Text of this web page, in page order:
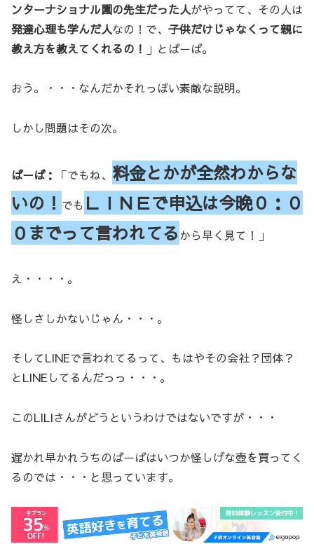
ンターナショナル園の先生だった人がやってて、その人は
発達心理も学んだ人なの！で、 子供だけじゃなくって親に
教え方を教えてくれるの！ 」とばーば。
おう。・・・なんだかそれっぽい素敵な説明。
しかし問題はその次。
ばーば： 「でもね、 料金とかが全然わからな
いの！ でも ＬＩＮＥで申込は今晩０：０
０までって言われてる から早く見て！」
え・・・・。
怪しさしかないじゃん・・・。
そしてLINEで言われてるって、もはやその会社？団体？
とLINEしてるんだっっ・・・。
このLILIさんがどうというわけではないですが・・・
遅かれ早かれうちのばーばはいつか怪しげな壺を買ってく
るのでは・・・と思っています。